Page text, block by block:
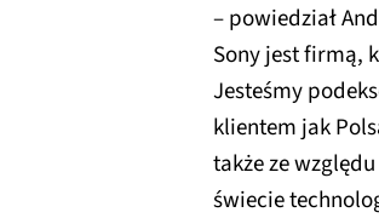
– powiedział
Sony jest firmą,
Jesteśmy
klientem jak
także ze
świecie